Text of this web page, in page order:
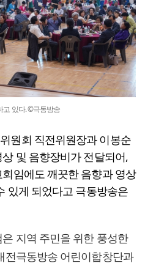
고 있다. ©극동방송
원회 직전위원장과 이봉순
및 음향장비가 전달되어,
임에도 깨끗한 음향과 영상
있게 되었다고 극동방송은
지역 주민을 위한 풍성한
전극동방송 어린이합창단과